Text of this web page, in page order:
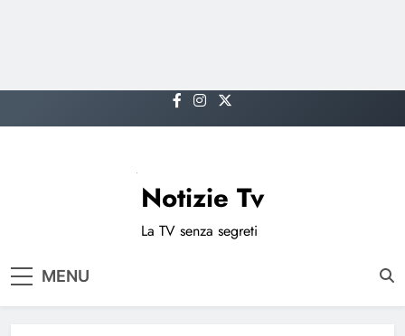
to
Notizie Tv
La TV senza segreti
MENU